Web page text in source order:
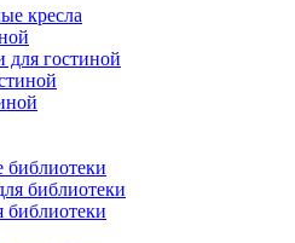
кресла
гостиной
библиотеки